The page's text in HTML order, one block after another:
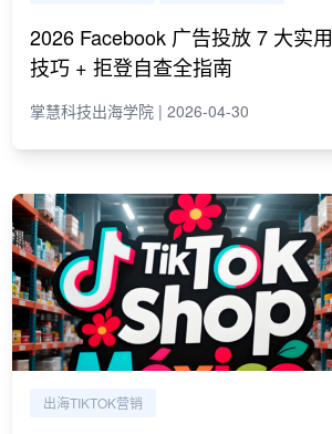
2026 Facebook 广告投放 7 大实用
技巧 + 拒登自查全指南
掌慧科技出海学院 | 2026-04-30
出海TIKTOK营销